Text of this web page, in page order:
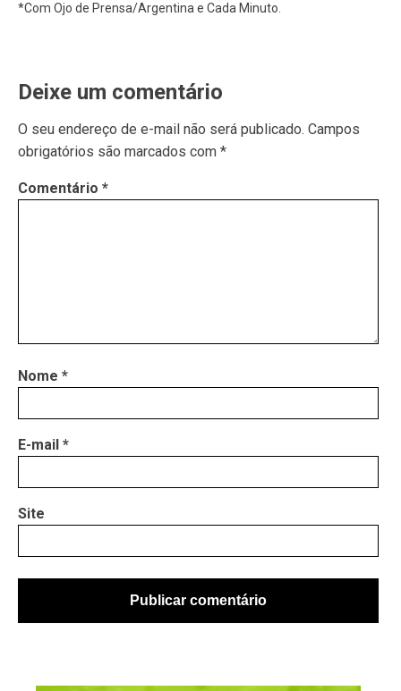
*Com Ojo de Prensa/Argentina e Cada Minuto.
Deixe um comentário
O seu endereço de e-mail não será publicado. Campos
obrigatórios são marcados com *
Comentário *
Nome *
E-mail *
Site